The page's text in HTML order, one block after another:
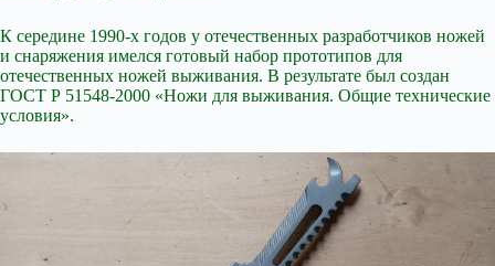
К середине 1990-х годов у отечественных разработчиков ножей
и снаряжения имелся готовый набор прототипов для
отечественных ножей выживания. В результате был создан
ГОСТ Р 51548-2000 «Ножи для выживания. Общие технические
условия».